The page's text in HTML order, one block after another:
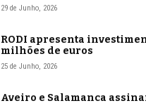
29 de Junho, 2026
RODI apresenta
milhões de euros
25 de Junho, 2026
Aveiro e Salamanca